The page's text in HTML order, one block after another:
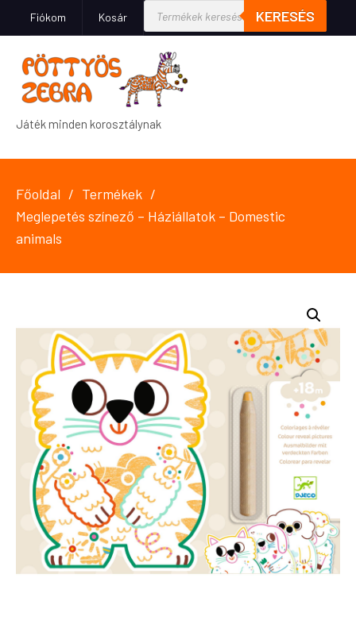
Fiókom Kosár KERESÉS
Játék minden korosztálynak
Főoldal
Termékek
Meglepetés színező – Háziállatok – Domestic
animals